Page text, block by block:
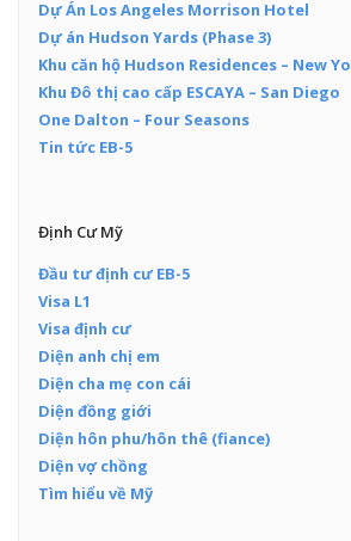
Dự Án Los Angeles Morrison Hotel
Dự án Hudson Yards (Phase 3)
Khu căn hộ Hudson Residences – New
Khu Đô thị cao cấp ESCAYA – San Diego
One Dalton – Four Seasons
Tin tức EB-5
Định Cư Mỹ
Đầu tư định cư EB-5
Visa L1
Visa định cư
Diện anh chị em
Diện cha mẹ con cái
Diện đồng giới
Diện hôn phu/hôn thê (fiance)
Diện vợ chồng
Tìm hiểu về Mỹ